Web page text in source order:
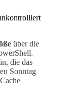
über die
die das
Sonntag